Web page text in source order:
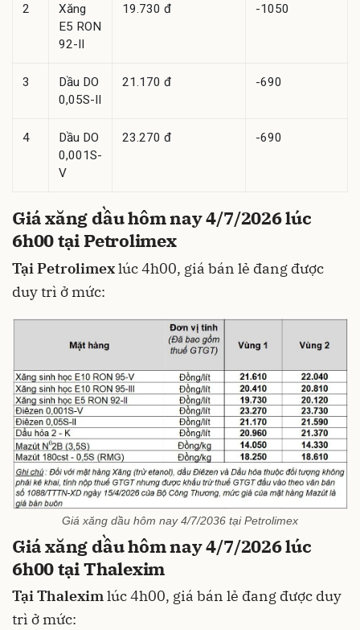
2
Xăng
E5 RON
92-II
19.730 đ -1050
3
Dầu DO
0,05S-II
21.170 đ -690
4
Dầu DO
0,001S-
V
23.270 đ -690
Giá xăng dầu hôm nay 4/7/2026 lúc
6h00 tại Petrolimex
Tại Petrolimexlúc 4h00, giá bán lẻ đang được
duy trì ở mức:
Giá xăng dầu hôm nay 4/7/2036 tại Petrolimex
Giá xăng dầu hôm nay 4/7/2026 lúc
6h00 tại Thalexim
Tại Thaleximlúc 4h00, giá bán lẻ đang được duy
trì ở mức: